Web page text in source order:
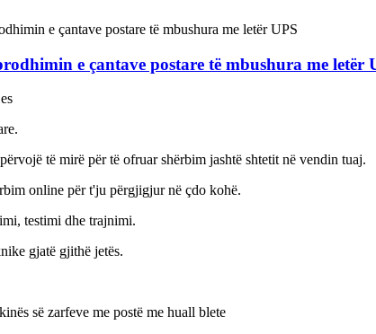
e çantave postare të mbushura me letër
të mirë për të ofruar shërbim jashtë shtetit në vendin tuaj.
online për t'ju përgjigjur në çdo kohë.
testimi dhe trajnimi.
gjatë gjithë jetës.